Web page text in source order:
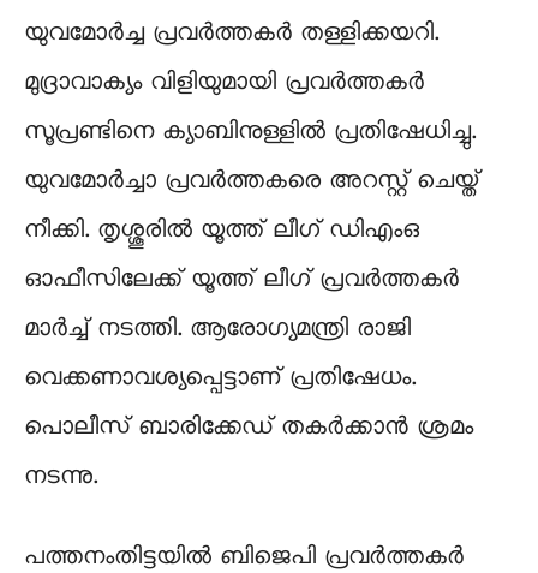
യുവമോർച്ച പ്രവർത്തകർ തള്ളിക്കയറി.
മുദ്രാവാക്യം വിളിയുമായി പ്രവർത്തകർ
സൂപ്രണ്ടിനെ ക്യാബിനുള്ളിൽ പ്രതിഷേധിച്ചു.
യുവമോർച്ചാ പ്രവർത്തകരെ അറസ്റ്റ് ചെയ്ത്
നീക്കി. തൃശ്ശൂരിൽ യൂത്ത് ലീഗ് ഡിഎംഒ
ഓഫീസിലേക്ക് യൂത്ത് ലീഗ് പ്രവർത്തകർ
മാർച്ച് നടത്തി. ആരോഗ്യമന്ത്രി രാജി
വെക്കണാവശ്യപ്പെട്ടാണ് പ്രതിഷേധം.
പൊലീസ് ബാരിക്കേഡ് തകർക്കാൻ ശ്രമം
നടന്നു.
പത്തനംതിട്ടയിൽ ബിജെപി പ്രവർത്തകർ